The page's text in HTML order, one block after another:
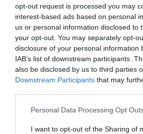
opt-out request is processed you may
interest-based ads based on personal
us or personal information disclosed to
your opt-out. You may separately opt-
disclosure of your personal information
IAB’s list of downstream participants.
also be disclosed by us to third parties
Downstream Participants that may
Personal Data Processing Opt
I want to opt-out of the Sharing of
Ο ΚΑΙΡΟΣ
34
35°
Κυριακή, 09
+ 36°+25°